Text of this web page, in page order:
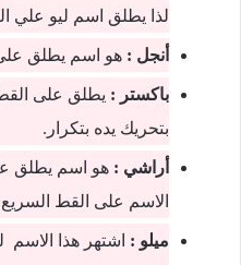
لذا يطلق اسم ليو علي
أنجل : هو اسم يطلق
باكستر : يطلق على
بتحريك يده بتكرار.
أراشي : هو اسم يطلق
الاسم على القط
ميلو : اشتهر هذا الاسم